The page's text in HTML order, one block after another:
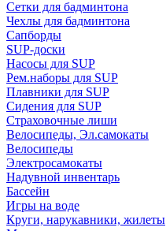
Сетки для бадминтона
Чехлы для бадминтона
Сапборды
SUP-доски
Насосы для SUP
Рем.наборы для SUP
Плавники для SUP
Сидения для SUP
Страховочные лиши
Велосипеды, Эл.самокаты
Велосипеды
Электросамокаты
Надувной инвентарь
Бассейн
Игры на воде
Круги, нарукавники, жилеты